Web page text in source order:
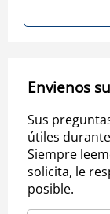
Envienos
Sus
útiles
Siempre
solicita, le
posible.